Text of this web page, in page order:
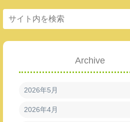
Archive
2026年5月
2026年4月